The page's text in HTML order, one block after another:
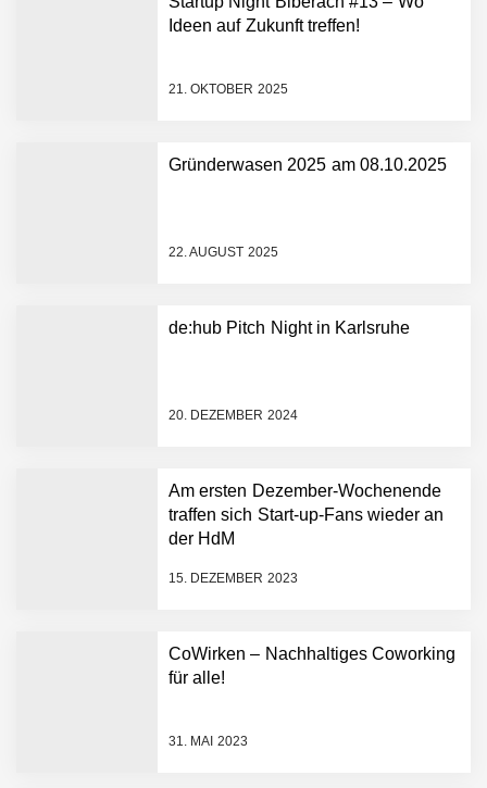
Ideen auf Zukunft treffen!
21. OKTOBER 2025
Gründerwasen 2025 am 08.10.2025
22. AUGUST 2025
de:hub Pitch Night in Karlsruhe
20. DEZEMBER 2024
Am ersten Dezember-Wochenende
traffen sich Start-up-Fans wieder an
der HdM
15. DEZEMBER 2023
CoWirken – Nachhaltiges Coworking
für alle!
31. MAI 2023
Dollar bekannt, um den
Plattform zu beschleunigen
NEURA Robotics und
AI breit auszurollen
Humanoider Roboter bringt
Hightech ins Stadion
Simulationsdienstleistung in
FiniteNow ermöglicht
Entwicklungsprozesse
Pyck im Employer Portrait